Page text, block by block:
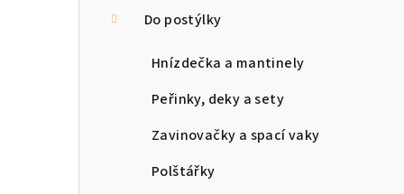
Do postýlky
Hnízdečka a mantinely
Peřinky, deky a sety
Zavinovačky a spací vaky
Polštářky